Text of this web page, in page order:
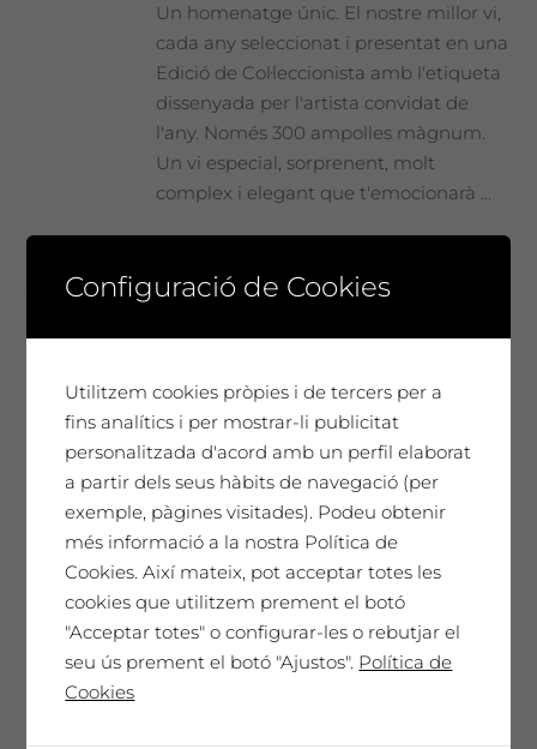
Un homenatge únic. El nostre millor vi,
cada any seleccionat i presentat en una
Edició de Col·leccionista amb l'etiqueta
dissenyada per l'artista convidat de
l'any. Només 300 ampolles màgnum.
Un vi especial, sorprenent, molt
complex i elegant que t'emocionarà ...
65,00€
SAÓ EXPRESSIU 2021
cada any seleccionat i presentat en una
Edició de Col·leccionista amb l'etiqueta
dissenyada per l'artista convidat de
l'any. Només 150 ampolles màgnum. Un
Configuració de Cookies
Utilitzem cookies pròpies i de tercers per a
fins analítics i per mostrar-li publicitat
personalitzada d'acord amb un perfil elaborat
a partir dels seus hàbits de navegació (per
exemple, pàgines visitades). Podeu obtenir
més informació a la nostra Política de
Cookies. Així mateix, pot acceptar totes les
cookies que utilitzem prement el botó
"Acceptar totes" o configurar-les o rebutjar el
seu ús prement el botó "Ajustos". Política de
Cookies